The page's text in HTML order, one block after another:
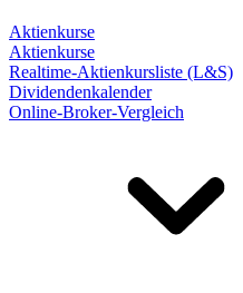
Aktienkurse
Aktienkurse
Realtime-Aktienkursliste (L&S)
Dividendenkalender
Online-Broker-Vergleich